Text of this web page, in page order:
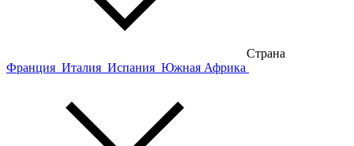
Страна
Франция Италия Испания Южная Африка